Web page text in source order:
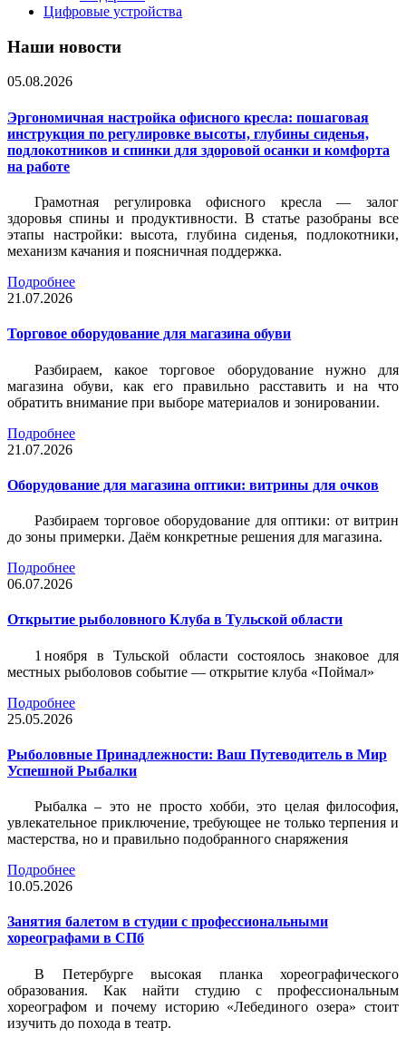
Цифровые устройства
Наши новости
05.08.2026
Эргономичная настройка офисного кресла: пошаговая
инструкция по регулировке высоты, глубины сиденья,
подлокотников и спинки для здоровой осанки и комфорта
на работе
Грамотная регулировка офисного кресла — залог
здоровья спины и продуктивности. В статье разобраны все
этапы настройки: высота, глубина сиденья, подлокотники,
механизм качания и поясничная поддержка.
Подробнее
21.07.2026
Торговое оборудование для магазина обуви
Разбираем, какое торговое оборудование нужно для
магазина обуви, как его правильно расставить и на что
обратить внимание при выборе материалов и зонировании.
Подробнее
21.07.2026
Оборудование для магазина оптики: витрины для очков
Разбираем торговое оборудование для оптики: от витрин
до зоны примерки. Даём конкретные решения для магазина.
Подробнее
06.07.2026
Открытие рыболовного Клуба в Тульской области
1 ноября в Тульской области состоялось знаковое для
местных рыболовов событие — открытие клуба «Поймал»
Подробнее
25.05.2026
Рыболовные Принадлежности: Ваш Путеводитель в Мир
Успешной Рыбалки
Рыбалка – это не просто хобби, это целая философия,
увлекательное приключение, требующее не только терпения и
мастерства, но и правильно подобранного снаряжения
Подробнее
10.05.2026
Занятия балетом в студии с профессиональными
хореографами в СПб
В Петербурге высокая планка хореографического
образования. Как найти студию с профессиональным
хореографом и почему историю «Лебединого озера» стоит
изучить до похода в театр.